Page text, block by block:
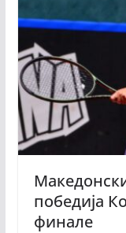
победија
финале